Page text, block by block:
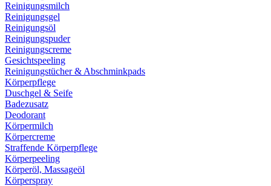
Reinigungsmilch
Reinigungsgel
Reinigungsöl
Reinigungspuder
Reinigungscreme
Gesichtspeeling
Reinigungstücher & Abschminkpads
Körperpflege
Duschgel & Seife
Badezusatz
Deodorant
Körpermilch
Körpercreme
Straffende Körperpflege
Körperpeeling
Körperöl, Massageöl
Körperspray